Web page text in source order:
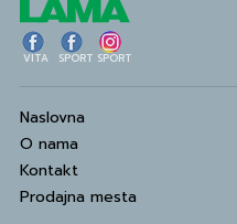
VITA SPORT SPORT
Naslovna
O nama
Kontakt
Prodajna mesta